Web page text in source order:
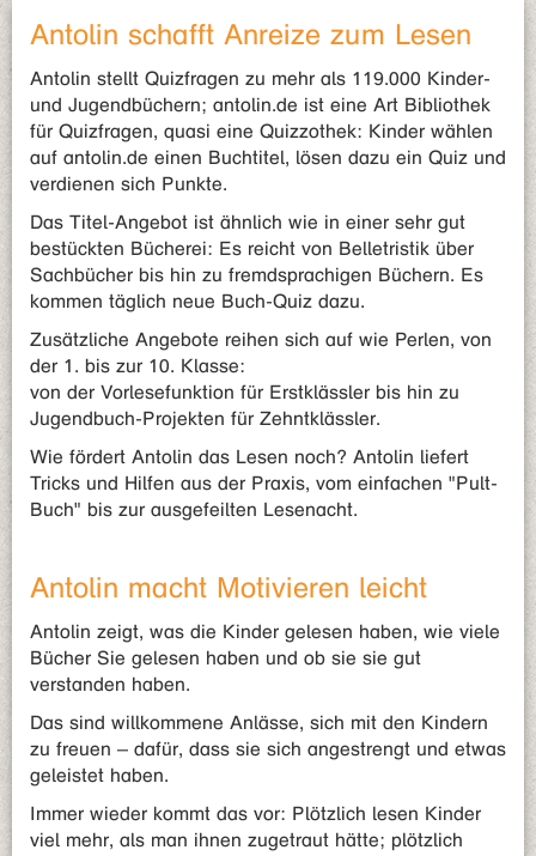
Antolin schafft Anreize zum Lesen
Antolin stellt Quizfragen zu mehr als 119.000 Kinder-
und Jugendbüchern; antolin.de ist eine Art Bibliothek
für Quizfragen, quasi eine Quizzothek: Kinder wählen
auf antolin.de einen Buchtitel, lösen dazu ein Quiz und
verdienen sich Punkte.
Das Titel-Angebot ist ähnlich wie in einer sehr gut
bestückten Bücherei: Es reicht von Belletristik über
Sachbücher bis hin zu fremdsprachigen Büchern. Es
kommen täglich neue Buch-Quiz dazu.
Zusätzliche Angebote reihen sich auf wie Perlen, von
der 1. bis zur 10. Klasse:
von der Vorlesefunktion für Erstklässler bis hin zu
Jugendbuch-Projekten für Zehntklässler.
Wie fördert Antolin das Lesen noch? Antolin liefert
Tricks und Hilfen aus der Praxis, vom einfachen "Pult-
Buch" bis zur ausgefeilten Lesenacht.
Antolin macht Motivieren leicht
Antolin zeigt, was die Kinder gelesen haben, wie viele
Bücher Sie gelesen haben und ob sie sie gut
verstanden haben.
Das sind willkommene Anlässe, sich mit den Kindern
zu freuen – dafür, dass sie sich angestrengt und etwas
geleistet haben.
Immer wieder kommt das vor: Plötzlich lesen Kinder
viel mehr, als man ihnen zugetraut hätte; plötzlich